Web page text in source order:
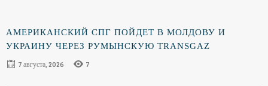
АМЕРИКАНСКИЙ СПГ ПОЙДЕТ В МОЛДОВУ И
УКРАИНУ ЧЕРЕЗ РУМЫНСКУЮ TRANSGAZ
7 августа, 2026
7